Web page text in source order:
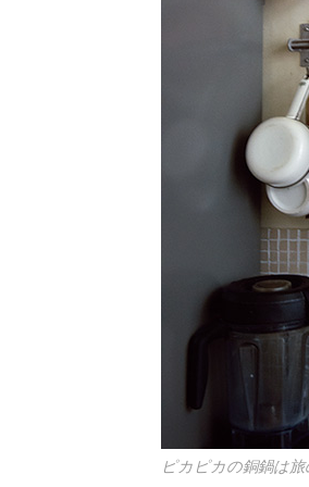
ピカピカの銅鍋は